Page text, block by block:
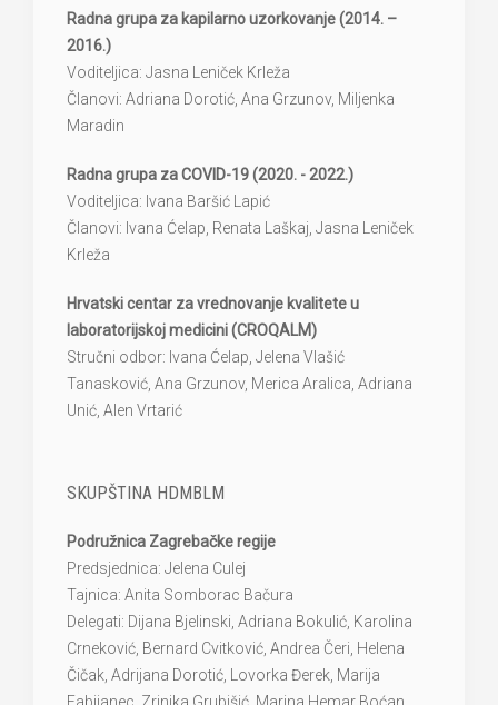
Radna grupa za kapilarno uzorkovanje (2014. –
2016.)
Voditeljica: Jasna Leniček Krleža
Članovi: Adriana Dorotić, Ana Grzunov, Miljenka
Maradin
Radna grupa za COVID-19 (2020. - 2022.)
Voditeljica: Ivana Baršić Lapić
Članovi: Ivana Ćelap, Renata Laškaj, Jasna Leniček
Krleža
Hrvatski centar za vrednovanje kvalitete u
laboratorijskoj medicini (CROQALM)
Stručni odbor: Ivana Ćelap, Jelena Vlašić
Tanasković, Ana Grzunov, Merica Aralica, Adriana
Unić, Alen Vrtarić
SKUPŠTINA HDMBLM
Podružnica Zagrebačke regije
Predsjednica: Jelena Culej
Tajnica: Anita Somborac Bačura
Delegati: Dijana Bjelinski, Adriana Bokulić, Karolina
Crneković, Bernard Cvitković, Andrea Čeri, Helena
Čičak, Adrijana Dorotić, Lovorka Đerek, Marija